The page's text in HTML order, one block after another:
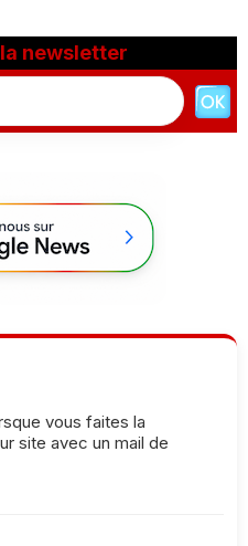
newsletter
vous faites la
site avec un mail de